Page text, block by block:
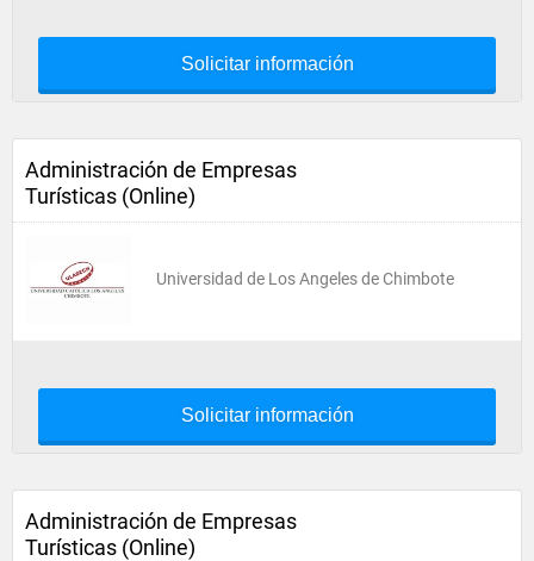
Solicitar información
Administración de Empresas
Turísticas (Online)
Universidad de Los Angeles de Chimbote
Solicitar información
Administración de Empresas
Turísticas (Online)